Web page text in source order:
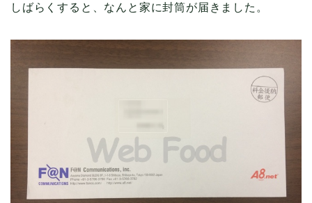
しばらくすると、なんと家に封筒が届きました。